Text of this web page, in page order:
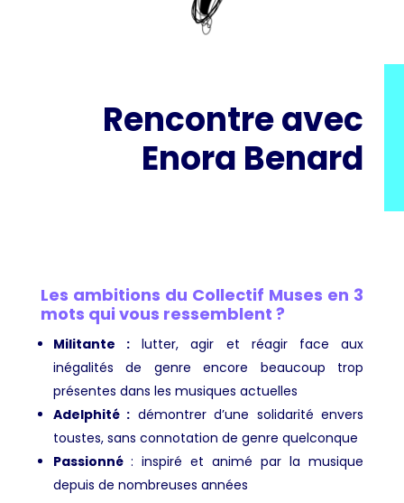
Rencontre avec
Enora Benard
Les ambitions du Collectif Muses en 3
mots qui vous ressemblent ?
Militante : lutter, agir et réagir face aux
inégalités de genre encore beaucoup trop
présentes dans les musiques actuelles
Adelphité : démontrer d’une solidarité envers
toustes, sans connotation de genre quelconque
Passionné : inspiré et animé par la musique
depuis de nombreuses années